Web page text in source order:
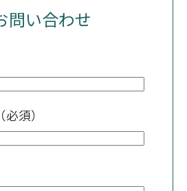
問い合わせ
須）